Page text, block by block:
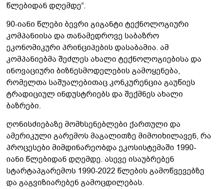
წლებიდან დღემდე“.
90-იანი წლები ბევრი გიგანტი ტექნოლოგიური
კომპანიისა და თანამედროვე საბაზრო
ეკონომიკური პრინციპების დასაბამია. ამ
კომპანიებმა შეძლეს ახალი ტექნოლოგიებისა და
ინოვაციური ბიზნესმოდელების გამოყენება,
რომელთა საშუალებითაც კონკურენცია გაუწიეს
ტრადიციულ ინდუსტრიებს და შექმნეს ახალი
ბაზრები.
ღონისძიებაზე მომხსენებლები ქართული და
ამერიკული გარემოს მაგალითზე მიმოიხილავენ, რა
პროცესები მიმდინარეობდა ეკოსისტემაში 1990-
იანი წლებიდან დღემდე. ასევე ისაუბრებენ
სტარტაპგარემოს 1990-2022 წლების გამოწვევებზე
და გაგვიზიარებენ გამოცდილებას.